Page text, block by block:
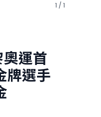
1 / 1
運首
牌選手